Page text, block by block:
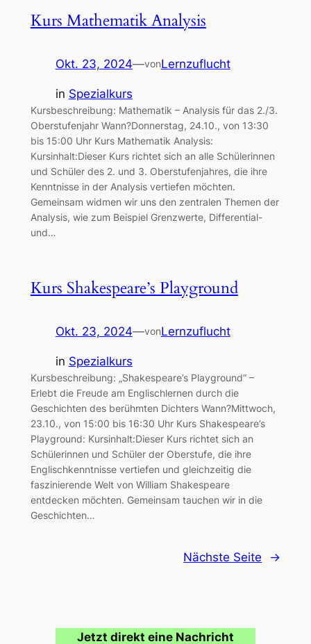
Kurs Mathematik Analysis
Okt. 23, 2024—vonLernzuflucht
in Spezialkurs
Kursbeschreibung: Mathematik – Analysis für das 2./3.
Oberstufenjahr Wann?Donnerstag, 24.10., von 13:30
bis 15:00 Uhr Kurs Mathematik Analysis:
Kursinhalt:Dieser Kurs richtet sich an alle Schülerinnen
und Schüler des 2. und 3. Oberstufenjahres, die ihre
Kenntnisse in der Analysis vertiefen möchten.
Gemeinsam widmen wir uns den zentralen Themen der
Analysis, wie zum Beispiel Grenzwerte, Differential-
und…
Kurs Shakespeare’s Playground
Okt. 23, 2024—vonLernzuflucht
in Spezialkurs
Kursbeschreibung: „Shakespeare’s Playground“ –
Erlebt die Freude am Englischlernen durch die
Geschichten des berühmten Dichters Wann?Mittwoch,
23.10., von 15:00 bis 16:30 Uhr Kurs Shakespeare’s
Playground: Kursinhalt:Dieser Kurs richtet sich an
Schülerinnen und Schüler der Oberstufe, die ihre
Englischkenntnisse vertiefen und gleichzeitig die
faszinierende Welt von William Shakespeare
entdecken möchten. Gemeinsam tauchen wir in die
Geschichten…
Nächste Seite →
Jetzt direkt eine Nachricht